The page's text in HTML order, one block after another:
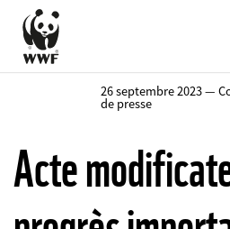
contenu
principal
26 septembre 2023 —
de presse
Acte